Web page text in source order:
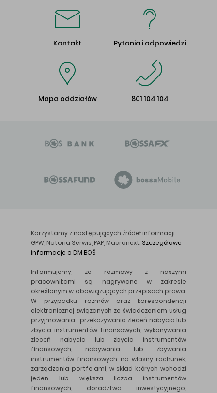
Kontakt Pytania i odpowiedzi
Mapa oddziałów 801 104 104
Korzystamy z następujących źródeł informacji:
GPW, Notoria Serwis, PAP, Macronext. Szczegółowe
informacje o DM BOŚ
Informujemy, że rozmowy z naszymi
pracownikami są nagrywane w zakresie
określonym w obowiązujących przepisach prawa.
W przypadku rozmów oraz korespondencji
elektronicznej związanych ze świadczeniem usług
przyjmowania i przekazywania zleceń nabycia lub
zbycia instrumentów finansowych, wykonywania
zleceń nabycia lub zbycia instrumentów
finansowych, nabywania lub zbywania
instrumentów finansowych na własny rachunek,
zarządzania portfelami, w skład których wchodzi
jeden lub większa liczba instrumentów
finansowych, doradztwa inwestycyjnego,